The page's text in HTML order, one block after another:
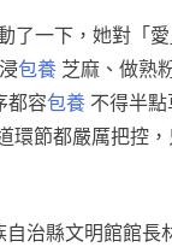
了一下，她對「
包養 芝麻、做熟
都容包養 不得半
環節都嚴厲把控
自治縣文明館館長